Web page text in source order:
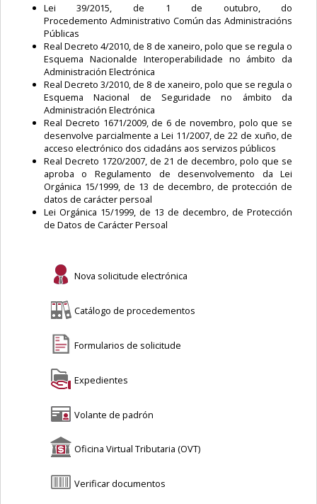
Lei 39/2015, de 1 de outubro, do
Procedemento Administrativo Común das Administracións
Públicas
Real Decreto 4/2010, de 8 de xaneiro, polo que se regula o
Esquema Nacionalde Interoperabilidade no ámbito da
Administración Electrónica
Real Decreto 3/2010, de 8 de xaneiro, polo que se regula o
Esquema Nacional de Seguridade no ámbito da
Administración Electrónica
Real Decreto 1671/2009, de 6 de novembro, polo que se
desenvolve parcialmente a Lei 11/2007, de 22 de xuño, de
acceso electrónico dos cidadáns aos servizos públicos
Real Decreto 1720/2007, de 21 de decembro, polo que se
aproba o Regulamento de desenvolvemento da Lei
Orgánica 15/1999, de 13 de decembro, de protección de
datos de carácter persoal
Lei Orgánica 15/1999, de 13 de decembro, de Protección
de Datos de Carácter Persoal
Nova solicitude electrónica
Catálogo de procedementos
Formularios de solicitude
Expedientes
Volante de padrón
Oficina Virtual Tributaria (OVT)
Verificar documentos